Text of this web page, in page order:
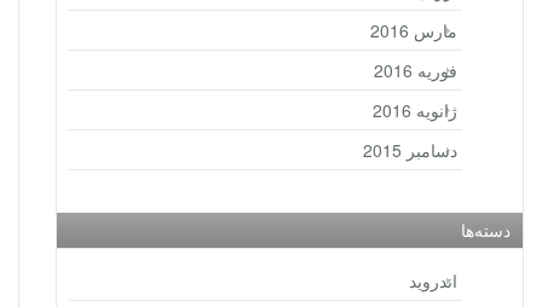
مارس 2016
فوریه 2016
ژانویه 2016
دسامبر 2015
دسته‌ها
اندروید